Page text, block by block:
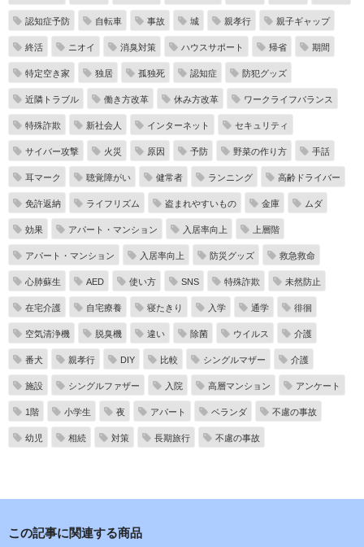
認知症予防 自転車 事故 城 親孝行 親子ギャップ
終活 ニオイ 消臭対策 ハウスサポート 帰省 期間
特定空き家 独居 孤独死 認知症 防犯グッズ
近隣トラブル 働き方改革 休み方改革 ワークライフバランス
特殊詐欺 新社会人 インターネット セキュリティ
サイバー攻撃 火災 原因 予防 野菜の作り方 手話
耳マーク 聴覚障がい 健常者 ランニング 高齢ドライバー
免許返納 ライフリズム 盗まれやすいもの 金庫 ムダ
効果 アパート・マンション 入居率向上 上層階
アパート・マンション 入居率向上 防災グッズ 救急救命
心肺蘇生 AED 使い方 SNS 特殊詐欺 未然防止
在宅介護 自宅療養 寝たきり 入学 通学 徘徊
空気清浄機 脱臭機 違い 除菌 ウイルス 介護
番犬 親孝行 DIY 比較 シングルマザー 介護
施設 シングルファザー 入院 高層マンション アンケート
1階 小学生 夜 アパート ベランダ 不慮の事故
幼児 相続 対策 長期旅行 不慮の事故
この記事に関連する商品